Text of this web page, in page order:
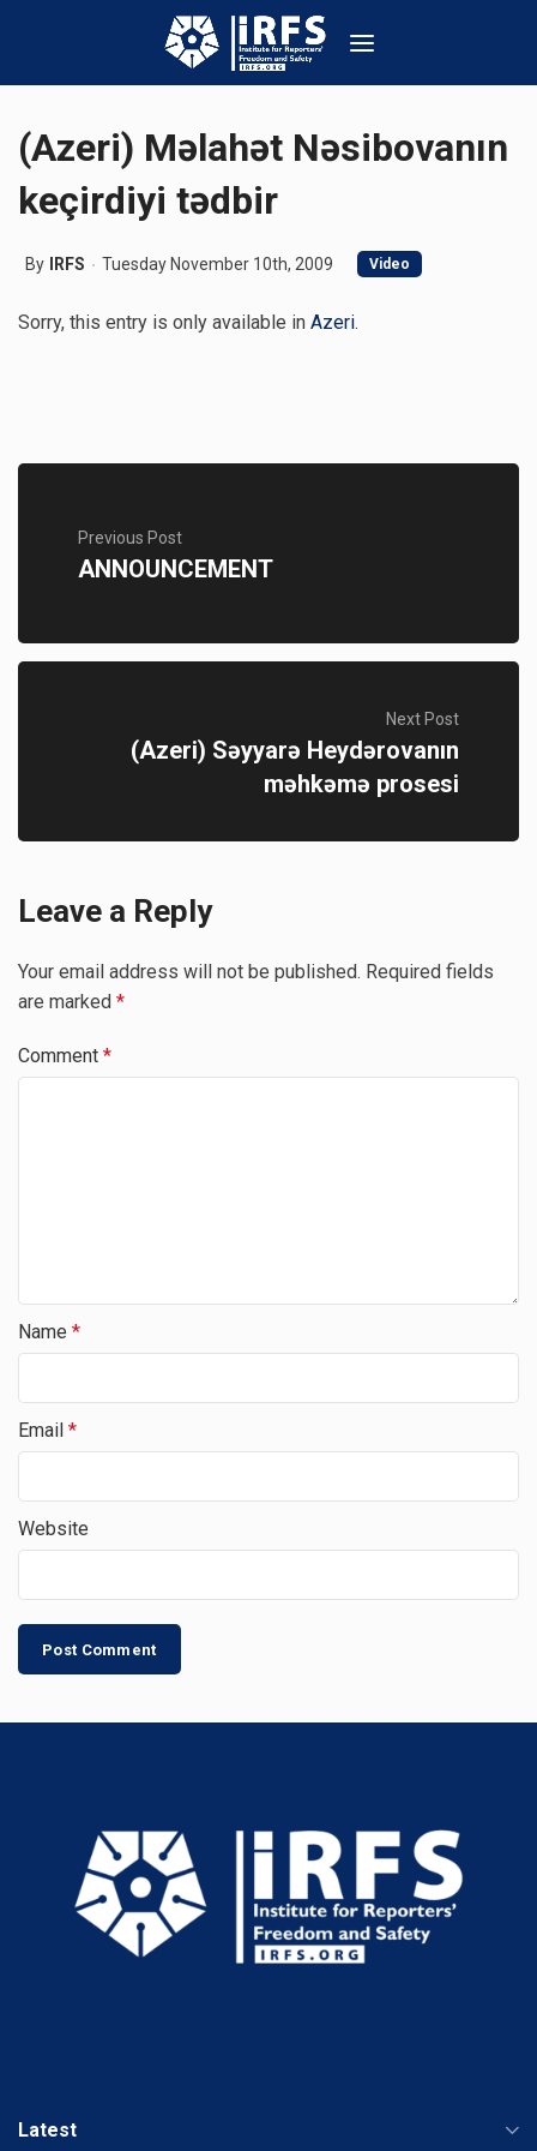
(Azeri) Məlahət Nəsibovanın
keçirdiyi tədbir
By IRFS Tuesday November 10th, 2009 Video
Sorry, this entry is only available in Azeri.
Previous Post
ANNOUNCEMENT
Next Post
(Azeri) Səyyarə Heydərovanın
məhkəmə prosesi
Leave a Reply
Your email address will not be published. Required fields
are marked *
Comment *
Name *
Email *
Website
Latest